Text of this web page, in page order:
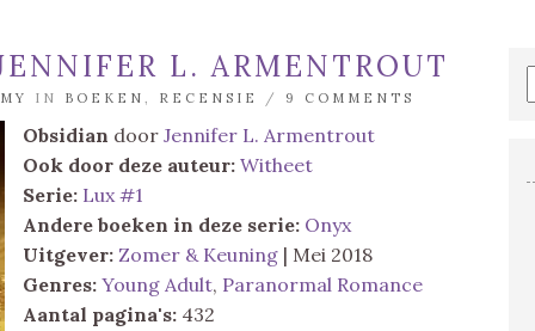
L. ARMENTROUT
IN BOEKEN , RECENSIE / 9 COMMENTS
Obsidian door Jennifer L. Armentrout
Ook door deze auteur: Witheet
Serie: Lux #1
Andere boeken in deze serie: Onyx
Uitgever: Zomer & Keuning | Mei 2018
Genres: Young Adult, Paranormal Romance
Aantal pagina's: 432
a